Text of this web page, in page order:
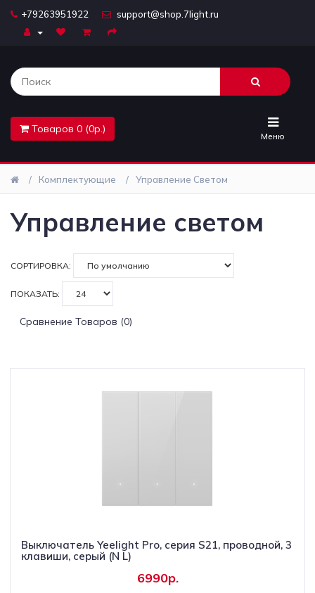
+79263951922 support@shop.7light.ru
Товаров 0 (0р.)
Меню
Комплектующие
Лайтбоксы
Предметы
интерьера
Уличные
Комплектующие Управление Светом
Управление светом
СОРТИРОВКА:
ПОКАЗАТЬ:
Сравнение Товаров (0)
Выключатель Yeelight Pro, серия S21, проводной, 3
клавиши, серый (N L)
6990р.